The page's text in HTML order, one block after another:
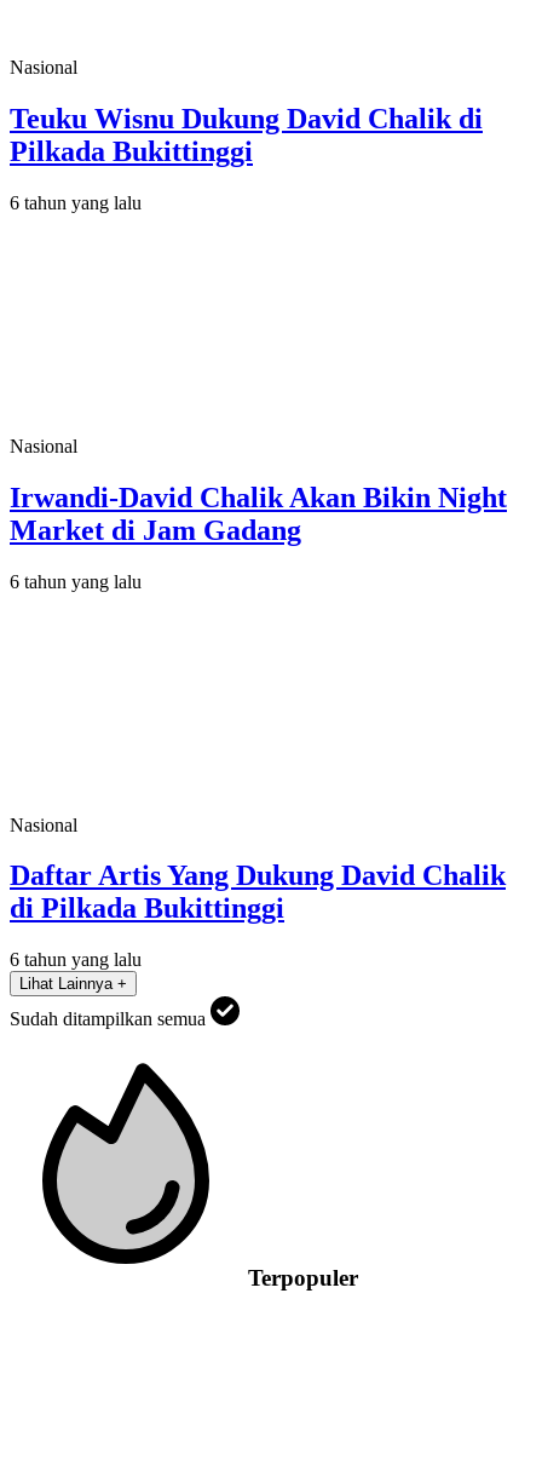
Nasional
Teuku Wisnu Dukung David Chalik di
Pilkada Bukittinggi
6 tahun yang lalu
Nasional
Irwandi-David Chalik Akan Bikin Night
Market di Jam Gadang
6 tahun yang lalu
Nasional
Daftar Artis Yang Dukung David Chalik
di Pilkada Bukittinggi
6 tahun yang lalu
Lihat Lainnya +
Sudah ditampilkan semua
Terpopuler